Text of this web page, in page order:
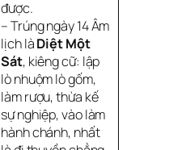
được.
– Trúng ngày 14 Âm
lịch làDiệt Một
Sát, kiêng cữ: lập
lò nhuộm lò gốm,
làm rượu, thừa kế
sự nghiệp, vào làm
hành chánh, nhất